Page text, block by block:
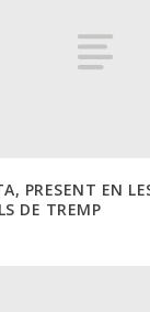
PRESENT EN
DE TREMP